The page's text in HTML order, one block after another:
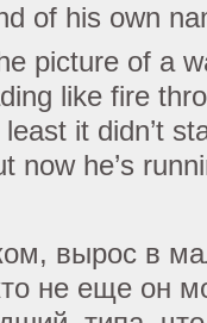
of his own
picture of a
like fire
it didn’t
now he’s
вырос в
не еще он